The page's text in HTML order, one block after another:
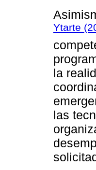
Ytarte
la
las